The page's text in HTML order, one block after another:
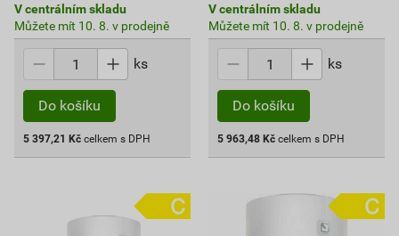
V centrálním skladu
Můžete mít 10. 8. v prodejně
ks
Do košíku
5 397,21 Kč celkem s DPH
V centrálním skladu
Můžete mít 10. 8. v prodejně
ks
Do košíku
5 963,48 Kč celkem s DPH